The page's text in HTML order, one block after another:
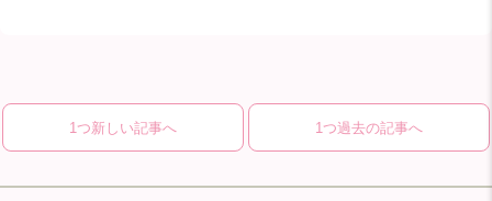
1つ新しい記事へ 1つ過去の記事へ